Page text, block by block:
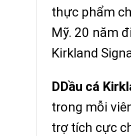
thực phẩm
Mỹ. 20 năm
Kirkland
DDầu cá
trong mỗi
trợ tích cực